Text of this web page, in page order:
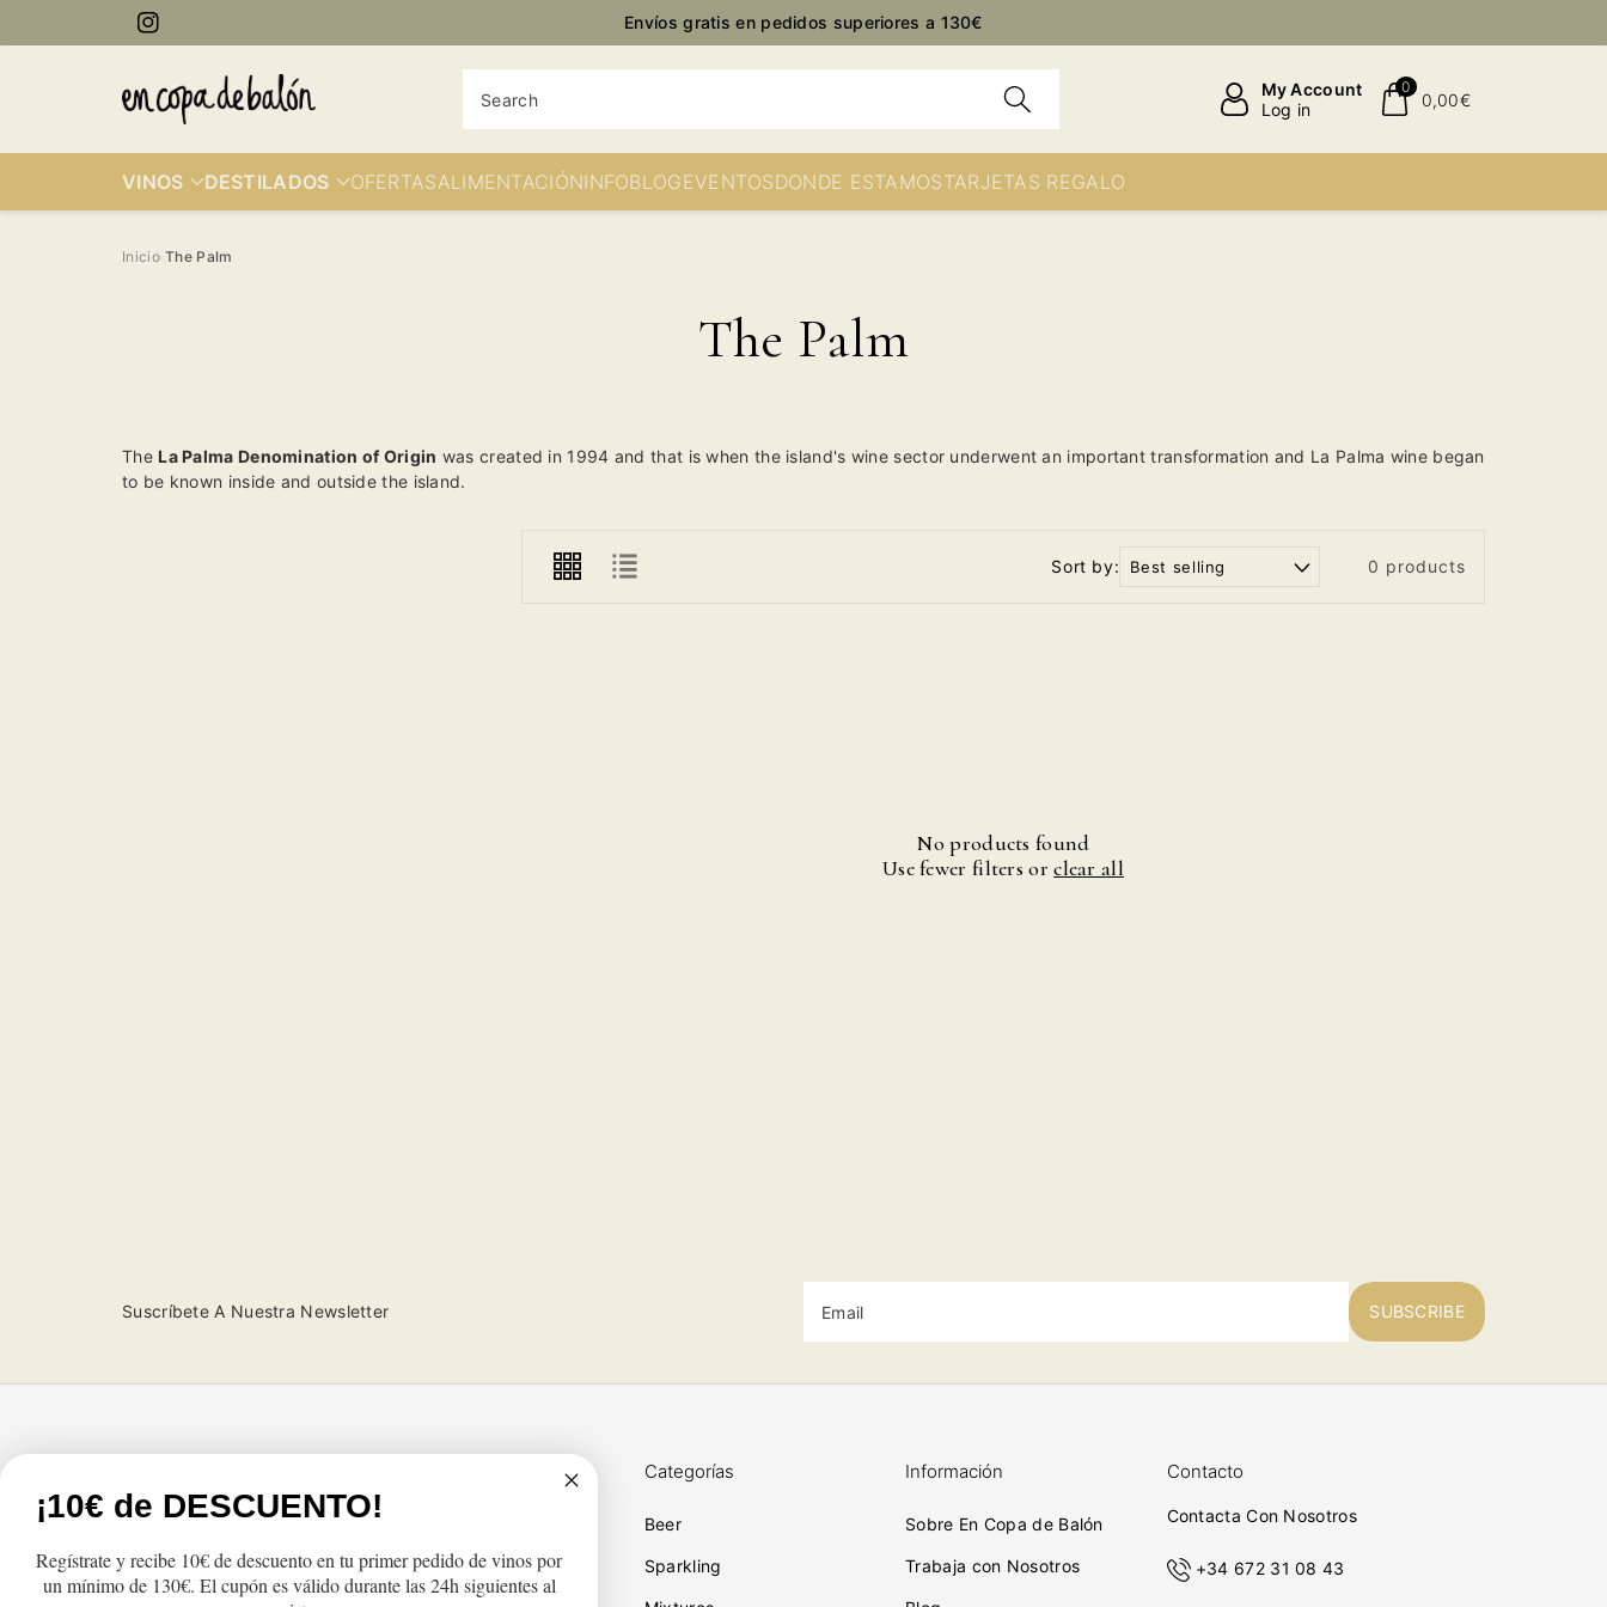
Instagram
Envíos gratis en pedidos superiores a 130€
Search
My Account
Log in
0
0,00€
VINOS DESTILADOS OFERTASALIMENTACIÓNINFOBLOGEVENTOSDONDE ESTAMOSTARJETAS REGALO
Inicio›The Palm
The Palm
TheLa Palma Denomination of Origin was created in 1994 and that is when the island's wine sector underwent an important transformation and La Palma wine began
to be known inside and outside the island.
Sort by: 0 products
No products found
Use fewer filters orclear all
Suscríbete A Nuestra Newsletter Email SUBSCRIBE
Products
The most sold Cambios y Devoluciones
Categorías
Beer
Sparkling
Información
Sobre En Copa de Balón
Trabaja con Nosotros
Contacto
Contacta Con Nosotros
+34 672 31 08 43
¡10€ de DESCUENTO!
Regístrate y recibe 10€ de descuento en tu primer pedido de vinos por
un mínimo de 130€. El cupón es válido durante las 24h siguientes al